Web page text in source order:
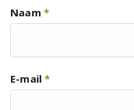
Naam *
E-mail*